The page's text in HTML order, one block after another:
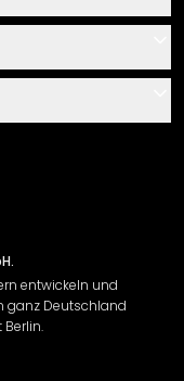
entwickeln und
ganz Deutschland